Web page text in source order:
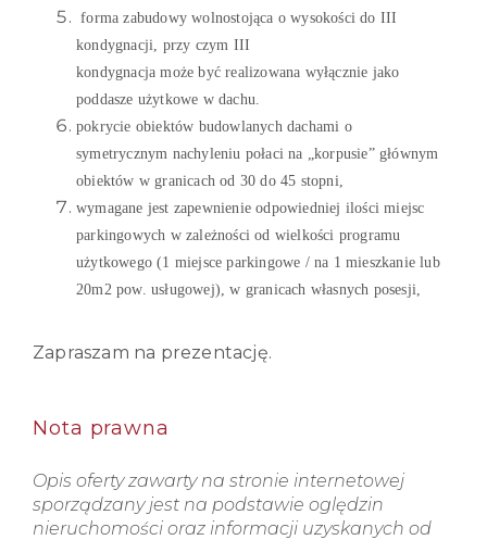
forma zabudowy wolnostojąca o wysokości do III
kondygnacji, przy czym III
kondygnacja może być realizowana wyłącznie jako
poddasze użytkowe w dachu.
pokrycie obiektów budowlanych dachami o
symetrycznym nachyleniu połaci na „korpusie” głównym
obiektów w granicach od 30 do 45 stopni,
wymagane jest zapewnienie odpowiedniej ilości miejsc
parkingowych w zależności od wielkości programu
użytkowego (1 miejsce parkingowe / na 1 mieszkanie lub
20m 2 pow. usługowej), w granicach własnych posesji,
Zapraszam na prezentację.
Nota prawna
Opis oferty zawarty na stronie internetowej
sporządzany jest na podstawie oględzin
nieruchomości oraz informacji uzyskanych od